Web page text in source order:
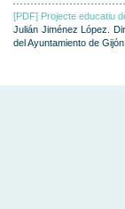
[PDF] Projecte educatiu
Julián Jiménez López.
del Ayuntamiento de